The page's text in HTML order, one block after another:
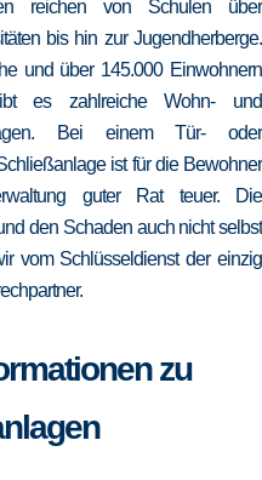
reichen von Schulen über
bis hin zur Jugendherberge.
und über 145.000 Einwohnern
es zahlreiche Wohn- und
Bei einem Tür- oder
ist für die Bewohner
guter Rat teuer. Die
den Schaden auch nicht selbst
vom Schlüsseldienst der einzig
zu